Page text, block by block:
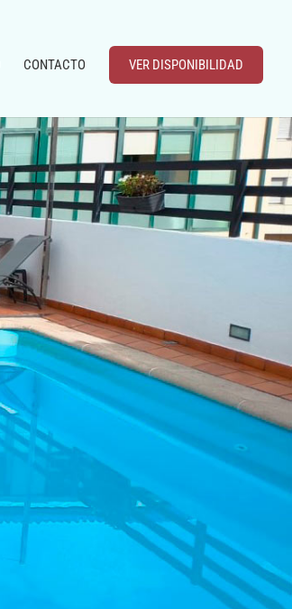
CONTACTO VER DISPONIBILIDAD